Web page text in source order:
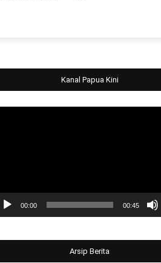
Kanal Papua Kini
00:00 00:45
Arsip Berita